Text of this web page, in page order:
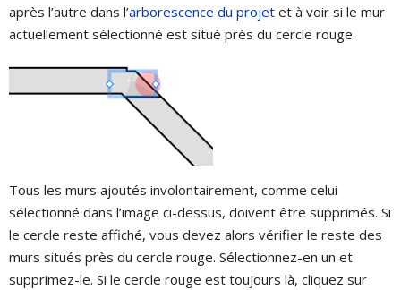
après l’autre dans l’arborescence du projet et à voir si le mur
actuellement sélectionné est situé près du cercle rouge.
Tous les murs ajoutés involontairement, comme celui
sélectionné dans l’image ci-dessus, doivent être supprimés. Si
le cercle reste affiché, vous devez alors vérifier le reste des
murs situés près du cercle rouge. Sélectionnez-en un et
supprimez-le. Si le cercle rouge est toujours là, cliquez sur